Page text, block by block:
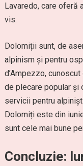
Lavaredo, care oferă
vis.
Dolomiții sunt, de
alpinism și pentru
d’Ampezzo,
de plecare popular
servicii pentru
Dolomiți este din
sunt cele mai bune
Concluzie: